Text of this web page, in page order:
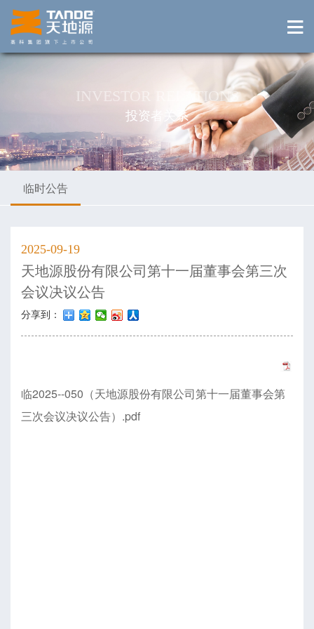
INVESTOR RELATIONS
投资者关系
临时公告
2025-09-19
天地源股份有限公司第十一届董事会第三次
会议决议公告
分享到：
临2025--050（天地源股份有限公司第十一届董事会第
三次会议决议公告）.pdf